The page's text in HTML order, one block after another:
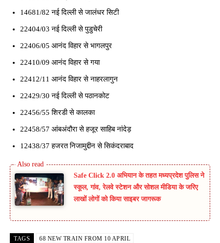
14681/82 नई दिल्ली से जालंधर सिटी
22404/03 नई दिल्ली से पुडुचेरी
22406/05 आनंद विहार से भागलपुर
22410/09 आनंद विहार से गया
22412/11 आनंद विहार से नाहरलागुन
22429/30 नई दिल्ली से पठानकोट
22456/55 शिरडी से कालका
22458/57 आंबअंदौरा से हजूर साहिब नांदेड़
12438/37 हजरत निजामुद्दीन से सिकंदराबाद
Safe Click 2.0 अभियान के तहत मध्यप्रदेश पुलिस ने
स्कूल, गांव, रेलवे स्टेशन और सोशल मीडिया के जरिए
लाखों लोगों को किया साइबर जागरूक
TAGS
68 NEW TRAIN FROM 10 APRIL